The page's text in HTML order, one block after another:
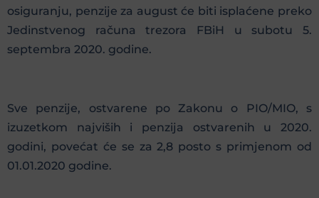
osiguranju, penzije za august će biti isplaćene preko
Jedinstvenog računa trezora FBiH u subotu 5.
septembra 2020. godine.
Sve penzije, ostvarene po Zakonu o PIO/MIO, s
izuzetkom najviših i penzija ostvarenih u 2020.
godini, povećat će se za 2,8 posto s primjenom od
01.01.2020 godine.